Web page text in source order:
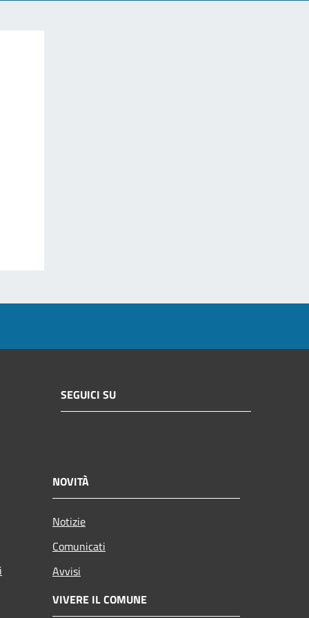
SEGUICI SU
NOVITÀ
Notizie
Comunicati
Avvisi
VIVERE IL COMUNE